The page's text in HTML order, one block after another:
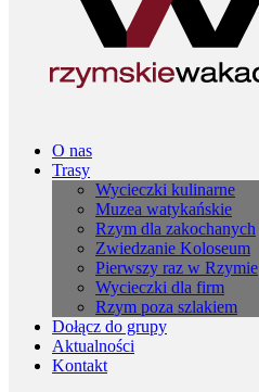
O nas
Trasy
Wycieczki kulinarne
Muzea watykańskie
Rzym dla zakochanych
Zwiedzanie Koloseum
Pierwszy raz w Rzymie
Wycieczki dla firm
Rzym poza szlakiem
Dołącz do grupy
Aktualności
Kontakt